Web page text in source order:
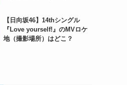
【日向坂46】14thシングル
『Love yourself!』のMVロケ
地（撮影場所）はどこ？